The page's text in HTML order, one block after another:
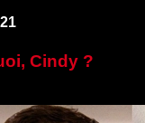
Cindy ?